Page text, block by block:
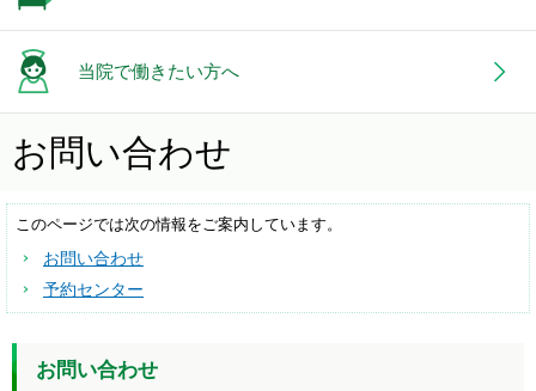
当院で働きたい方へ
お問い合わせ
このページでは次の情報をご案内しています。
お問い合わせ
予約センター
お問い合わせ